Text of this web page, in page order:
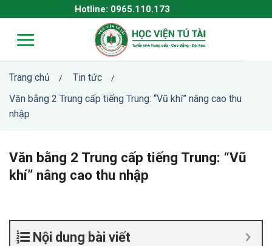
to
content
Hotline: 0965.110.173
Trang chủ / Tin tức /
Văn bằng 2 Trung cấp tiếng Trung: “Vũ khí” nâng cao thu
nhập
Văn bằng 2 Trung cấp tiếng Trung: “Vũ
khí” nâng cao thu nhập
Nội dung bài viết